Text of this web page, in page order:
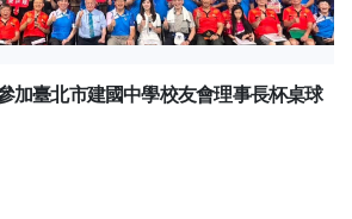
加臺北市建國中學校友會理事長杯桌球